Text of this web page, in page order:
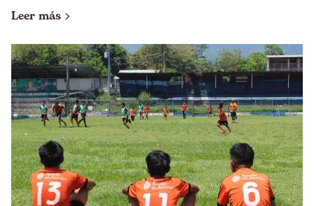
Leer más